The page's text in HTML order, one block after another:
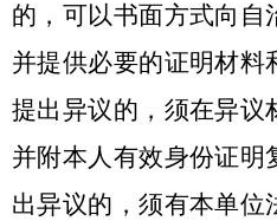
的， 可以书面方式向自
并提供必要的证明材料
提出异议的，须在异议
并附本人有效身份证明
出异议的，须有本单位